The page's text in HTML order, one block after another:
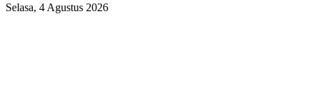
Selasa, 4 Agustus 2026